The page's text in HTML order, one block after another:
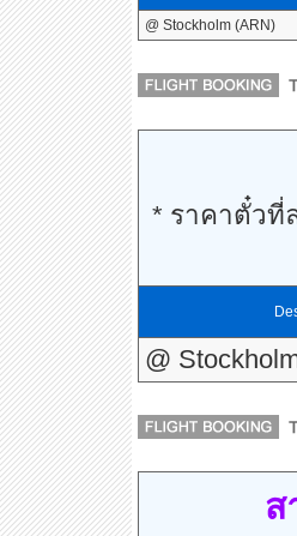
@ Stockholm (ARN)
* ราคาตั๋วที่
@
ส